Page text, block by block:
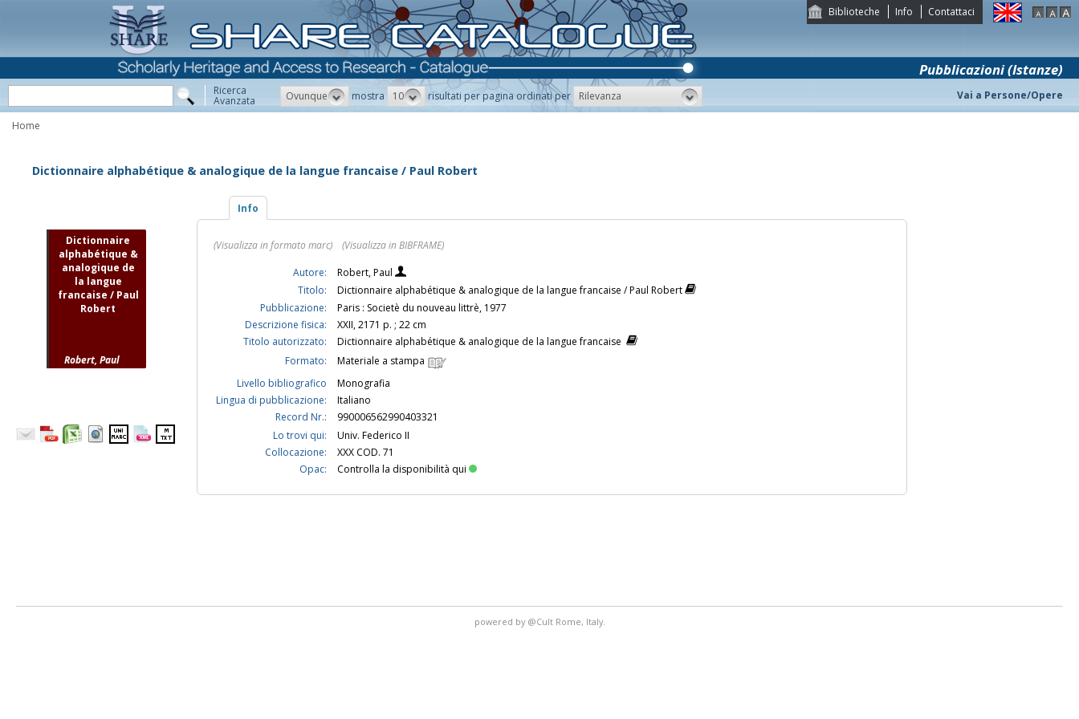
Biblioteche Info Contattaci
Pubblicazioni (Istanze)
Ricerca
Avanzata Ovunque mostra 10 risultati per pagina ordinati per Rilevanza Vai a Persone/Opere
Home
Dictionnaire alphabétique & analogique de la langue francaise / Paul Robert
Dictionnaire
alphabétique &
analogique de
la langue
francaise / Paul
Robert
Robert, Paul
Info
(Visualizza in formato marc)
(Visualizza in BIBFRAME)
Autore:
Robert, Paul
Titolo:
Dictionnaire alphabétique & analogique de la langue francaise / Paul Robert
Pubblicazione:
Paris : Societè du nouveau littrè, 1977
Descrizione fisica:
XXII, 2171 p. ; 22 cm
Titolo autorizzato:
Dictionnaire alphabétique & analogique de la langue francaise
Formato:
Materiale a stampa
Livello bibliografico
Monografia
Lingua di pubblicazione:
Italiano
Record Nr.:
990006562990403321
Lo trovi qui:
Univ. Federico II
Collocazione:
XXX COD. 71
Opac:
Controlla la disponibilità qui
powered by @Cult Rome, Italy.